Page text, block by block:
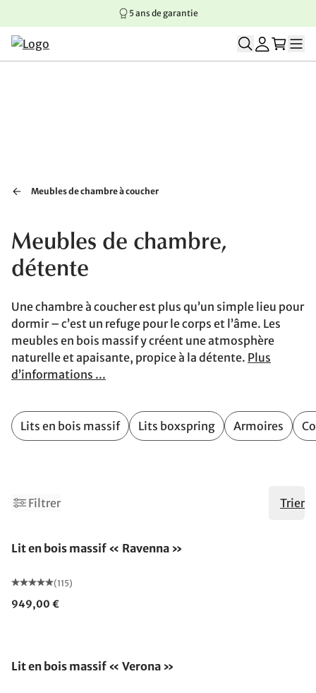
Aller au contenu principal
Aller à la navigation principale
Aller au pied de page
5 ans de garantie
Meubles de chambre à coucher
Meubles de chambre,
détente
Une chambre à coucher est plus qu’un simple lieu pour
dormir – c’est un refuge pour le corps et l’âme. Les
meubles en bois massif y créent une atmosphère
naturelle et apaisante, propice à la détente. Plus
d’informations ...
Lits en bois massif Lits boxspring Armoires
Filtrer Trier
Lit en bois massif « Ravenna »
(115)
949,00 €
Lit en bois massif « Verona »
2